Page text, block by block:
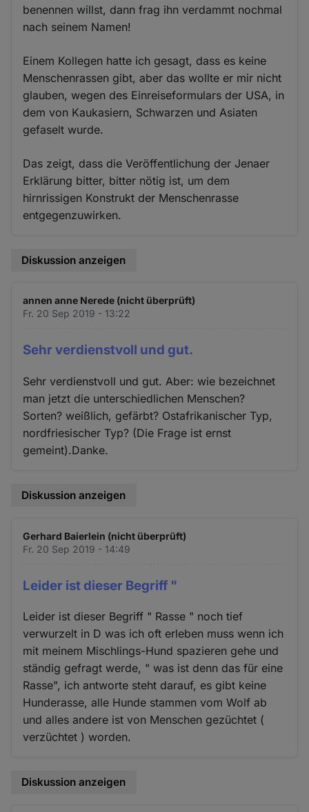
benennen willst, dann frag ihn verdammt nochmal
nach seinem Namen!
Einem Kollegen hatte ich gesagt, dass es keine
Menschenrassen gibt, aber das wollte er mir nicht
glauben, wegen des Einreiseformulars der USA, in
dem von Kaukasiern, Schwarzen und Asiaten
gefaselt wurde.
Das zeigt, dass die Veröffentlichung der Jenaer
Erklärung bitter, bitter nötig ist, um dem
hirnrissigen Konstrukt der Menschenrasse
entgegenzuwirken.
Diskussion anzeigen
annen anne Nerede (nicht überprüft)
Fr. 20 Sep 2019 - 13:22
Sehr verdienstvoll und gut.
Sehr verdienstvoll und gut. Aber: wie bezeichnet
man jetzt die unterschiedlichen Menschen?
Sorten? weißlich, gefärbt? Ostafrikanischer Typ,
nordfriesischer Typ? (Die Frage ist ernst
gemeint).Danke.
Diskussion anzeigen
Gerhard Baierlein (nicht überprüft)
Fr. 20 Sep 2019 - 14:49
Leider ist dieser Begriff "
Leider ist dieser Begriff " Rasse " noch tief
verwurzelt in D was ich oft erleben muss wenn ich
mit meinem Mischlings-Hund spazieren gehe und
ständig gefragt werde, " was ist denn das für eine
Rasse", ich antworte steht darauf, es gibt keine
Hunderasse, alle Hunde stammen vom Wolf ab
und alles andere ist von Menschen gezüchtet (
verzüchtet ) worden.
Diskussion anzeigen